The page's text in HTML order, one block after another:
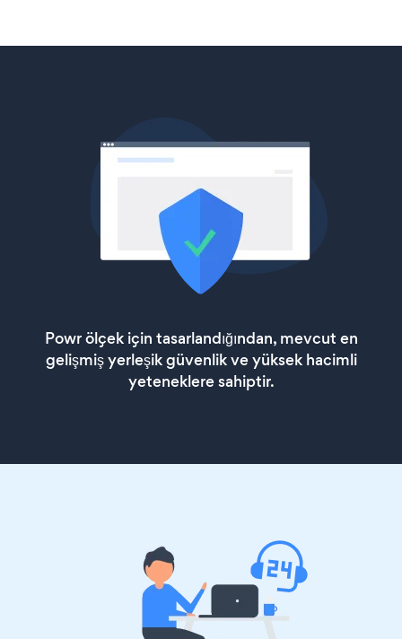
Powr ölçek için tasarlandığından, mevcut en
gelişmiş yerleşik güvenlik ve yüksek hacimli
yeteneklere sahiptir.